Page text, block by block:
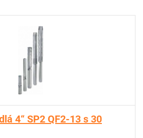
4“ SP2 QF2-13 s 30